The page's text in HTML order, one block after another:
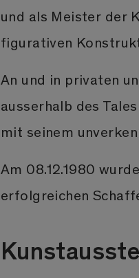
und als Meister der
figurativen
An und in privaten
ausserhalb des
mit seinem
Am 08.12.1980
erfolgreichen